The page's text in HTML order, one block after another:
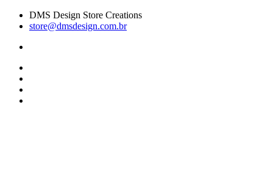
DMS Design Store Creations
store@dmsdesign.com.br